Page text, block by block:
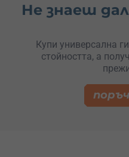
Не знаеш
Купи универсална
стойността, а